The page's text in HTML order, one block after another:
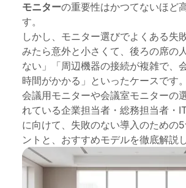
おすすめ会議用モニターモデル比較
Board Max vs 主要競合
予算別の会議用モニター選び方ガイド
会議用モニター選定に関するよくあ
FAQ：会議用モニター選びのよくあ
まとめ：最適な会議用モニターを選
ョンプラン
モニターの重要性はかつてないほど
す。
しかし、モニター選びでよくある失
みたら意外と小さくて、後ろの席の
ない」「周辺機器の接続が複雑で、
時間がかかる」といったケースです
会議用モニターや会議室モニターの
れている企業担当者・総務担当者・
に向けて、失敗のない導入のための
ントと、おすすめモデルを徹底解説し